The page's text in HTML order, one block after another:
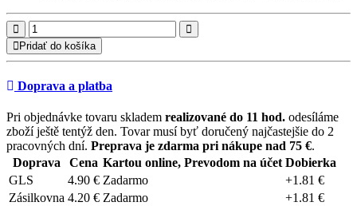
Pridať do košíka
Doprava a platba
Pri objednávke tovaru skladem realizované do 11 hod. odesíláme
zboží ještě tentýž den. Tovar musí byť doručený najčastejšie do 2
pracovných dní. Preprava je zdarma pri nákupe nad 75 €.
Doprava
Cena Kartou online, Prevodom na účet Dobierka
GLS
4.90 € Zadarmo
+1.81 €
Zásilkovna 4.20 € Zadarmo +1.81 €